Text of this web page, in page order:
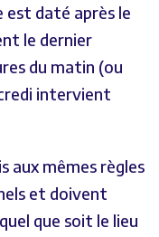
est daté après le
le dernier
du matin (ou
intervient
aux mêmes règles
et doivent
que soit le lieu